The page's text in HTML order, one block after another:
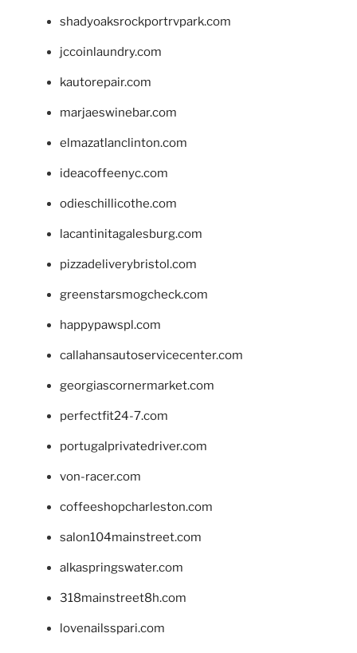
shadyoaksrockportrvpark.com
jccoinlaundry.com
kautorepair.com
marjaeswinebar.com
elmazatlanclinton.com
ideacoffeenyc.com
odieschillicothe.com
lacantinitagalesburg.com
pizzadeliverybristol.com
greenstarsmogcheck.com
happypawspl.com
callahansautoservicecenter.com
georgiascornermarket.com
perfectfit24-7.com
portugalprivatedriver.com
von-racer.com
coffeeshopcharleston.com
salon104mainstreet.com
alkaspringswater.com
318mainstreet8h.com
lovenailsspari.com